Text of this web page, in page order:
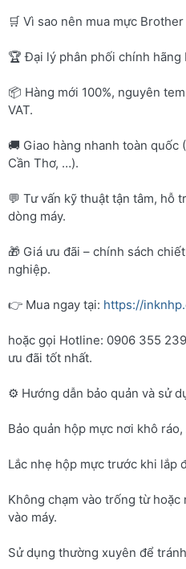
🛒 Vì sao nên mua mực
🏆 Đại lý phân phối chính hãng
📦 Hàng mới 100%, nguyên
VAT.
🚚 Giao hàng nhanh toàn quốc
Cần Thơ, …).
💬 Tư vấn kỹ thuật tận tâm, hỗ
dòng máy.
🎁 Giá ưu đãi – chính sách
nghiệp.
👉 Mua ngay tại: https://
hoặc gọi Hotline: 0906 355
ưu đãi tốt nhất.
⚙️ Hướng dẫn bảo quản và sử
Bảo quản hộp mực nơi khô
Lắc nhẹ hộp mực trước khi lắp
Không chạm vào trống từ
vào máy.
Sử dụng thường xuyên để